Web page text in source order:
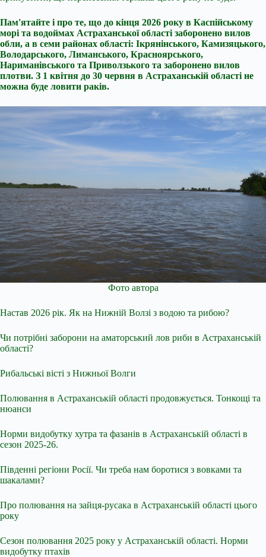
Пам'ятайте і про те, що до кінця 2026 року в Каспійському
морі та водоймах Астраханської області заборонено вилов
обли, а в семи районах області: Ікрянінського, Камизяцького,
Володарського, Лиманського, Красноярського,
Нариманівського та Приволзького та заборонено вилов
плотви. З 1 квітня до 30 червня в Астраханській області не
можна буде ловити раків.
Фото автора
Настав 2026 рік. Як на Нижній Волзі з водою та рибою?
Чи потрібні заборони на аматорський лов риби в Астраханській
області?
Рибальські вісті з Нижньої Волги
Полювання в Астраханській області продовжується. Тонкощі та
нюанси
Норми видобутку хутра та фазанів в Астраханській області в
сезон 2025-26.
Південні регіони Росії. Чи треба нам боротися з вовками та
шакалами?
Про полювання на зайця-русака в Астраханській області цього
року
Сезон полювання 2025 року у Астраханській області. Норми
видобутку птахів